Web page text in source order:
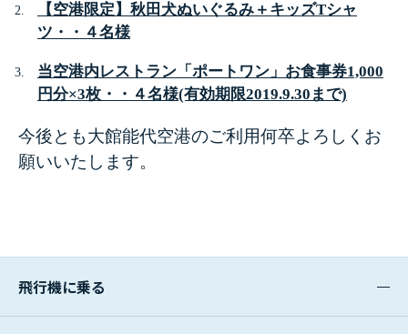
【空港限定】秋田犬ぬいぐるみ＋キッズTシャ
ツ・・４名様
当空港内レストラン「ポートワン」お食事券1,000
円分×3枚・・４名様(有効期限2019.9.30まで)
今後とも大館能代空港のご利用何卒よろしくお
願いいたします。
飛行機に乗る